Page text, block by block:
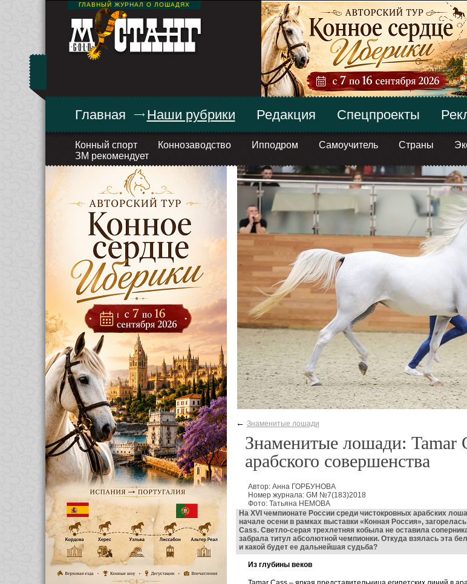
ГЛАВНЫЙ ЖУРНАЛ О ЛОШАДЯХ
Главная Наши рубрики
Конный спорт Коннозаводство Ипподром Самоучитель Страны
ЗМ рекомендует
Редакция Спецпроекты
← Знаменитые лошади
Знаменитые лошади: Tamar
арабского совершенства
Автор: Анна ГОРБУНОВА
Номер журнала: GM №7(183)2018
Фото: Татьяна НЕМОВА
На XVI чемпионате России среди чистокровных арабских
начале осени в рамках выставки «Конная Россия»,
Cass. Светло-серая трехлетняя кобыла не оставила
забрала титул абсолютной чемпионки. Откуда взялась эта
и какой будет ее дальнейшая судьба?
Из глубины веков